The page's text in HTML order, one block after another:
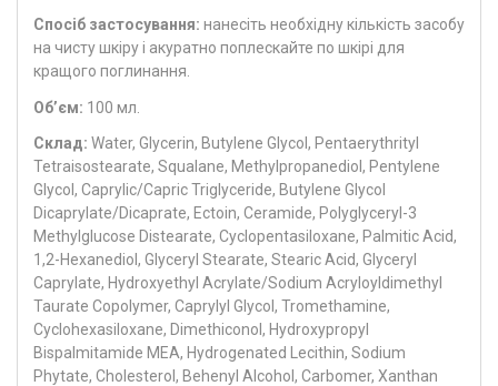
Спосіб застосування: нанесіть необхідну кількість засобу
на чисту шкіру і акуратно поплескайте по шкірі для
кращого поглинання.
Об’єм: 100 мл.
Склад: Water, Glycerin, Butylene Glycol, Pentaerythrityl
Tetraisostearate, Squalane, Methylpropanediol, Pentylene
Glycol, Caprylic/Capric Triglyceride, Butylene Glycol
Dicaprylate/Dicaprate, Ectoin, Ceramide, Polyglyceryl-3
Methylglucose Distearate, Cyclopentasiloxane, Palmitic Acid,
1,2-Hexanediol, Glyceryl Stearate, Stearic Acid, Glyceryl
Caprylate, Hydroxyethyl Acrylate/Sodium Acryloyldimethyl
Taurate Copolymer, Caprylyl Glycol, Tromethamine,
Cyclohexasiloxane, Dimethiconol, Hydroxypropyl
Bispalmitamide MEA, Hydrogenated Lecithin, Sodium
Phytate, Cholesterol, Behenyl Alcohol, Carbomer, Xanthan